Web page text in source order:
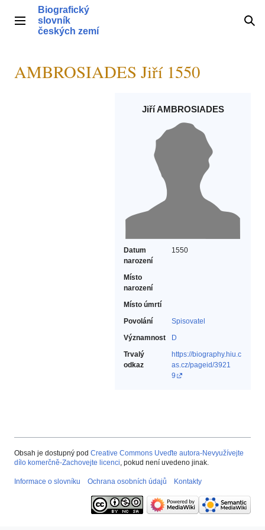
obsahHlavní menu
Biografický
slovník
českých zemí
AMBROSIADES Jiří 1550
Jiří AMBROSIADES
Datum
narození
1550
Místo
narození
Místo úmrtí
Povolání
Spisovatel‎
Významnost
D
Trvalý
odkaz
https://biography.hiu.c
as.cz/pageid/3921
9
Obsah je dostupný pod Creative Commons Uveďte autora-Nevyužívejte
dílo komerčně-Zachovejte licenci, pokud není uvedeno jinak.
Informace o slovníku Ochrana osobních údajů Kontakty